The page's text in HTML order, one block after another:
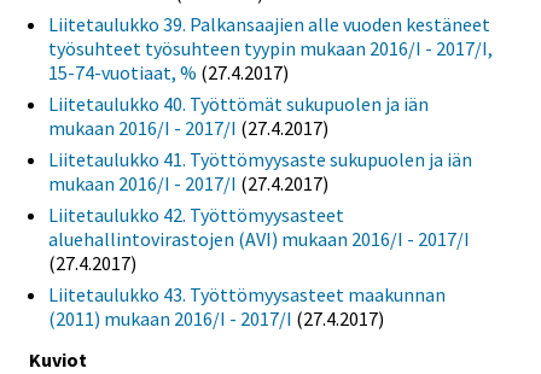
Liitetaulukko 39. Palkansaajien alle vuoden kestäneet
työsuhteet työsuhteen tyypin mukaan 2016/I - 2017/I,
15-74-vuotiaat, % (27.4.2017)
Liitetaulukko 40. Työttömät sukupuolen ja iän
mukaan 2016/I - 2017/I (27.4.2017)
Liitetaulukko 41. Työttömyysaste sukupuolen ja iän
mukaan 2016/I - 2017/I (27.4.2017)
Liitetaulukko 42. Työttömyysasteet
aluehallintovirastojen (AVI) mukaan 2016/I - 2017/I
(27.4.2017)
Liitetaulukko 43. Työttömyysasteet maakunnan
(2011) mukaan 2016/I - 2017/I (27.4.2017)
Kuviot